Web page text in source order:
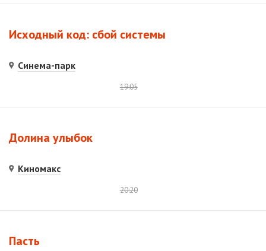
Исходный код: сбой системы
Синема-парк
19:05
Долина улыбок
Киномакс
20:20
Пасть